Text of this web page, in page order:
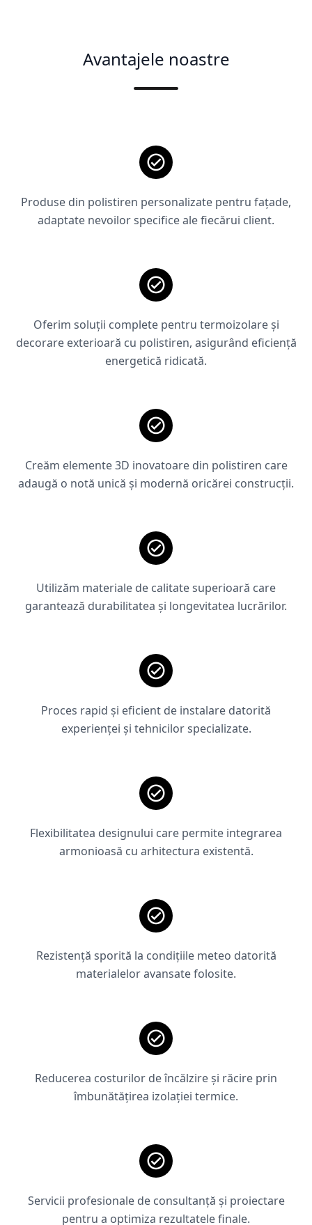
Avantajele noastre
Produse din polistiren personalizate pentru fațade,
adaptate nevoilor specifice ale fiecărui client.
Oferim soluții complete pentru termoizolare și
decorare exterioară cu polistiren, asigurând eficiență
energetică ridicată.
Creăm elemente 3D inovatoare din polistiren care
adaugă o notă unică și modernă oricărei construcții.
Utilizăm materiale de calitate superioară care
garantează durabilitatea și longevitatea lucrărilor.
Proces rapid și eficient de instalare datorită
experienței și tehnicilor specializate.
Flexibilitatea designului care permite integrarea
armonioasă cu arhitectura existentă.
Rezistență sporită la condițiile meteo datorită
materialelor avansate folosite.
Reducerea costurilor de încălzire și răcire prin
îmbunătățirea izolației termice.
Servicii profesionale de consultanță și proiectare
pentru a optimiza rezultatele finale.